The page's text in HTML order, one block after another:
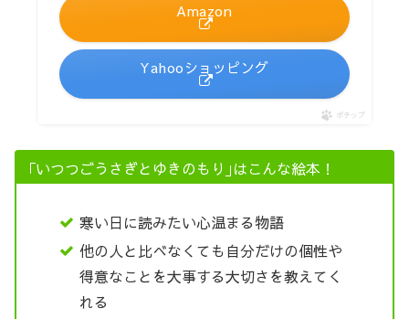
Amazon
Yahooショッピング
ポチップ
｢いつつごうさぎとゆきのもり｣はこんな絵本！
寒い日に読みたい心温まる物語
他の人と比べなくても自分だけの個性や
得意なことを大事する大切さを教えてく
れる